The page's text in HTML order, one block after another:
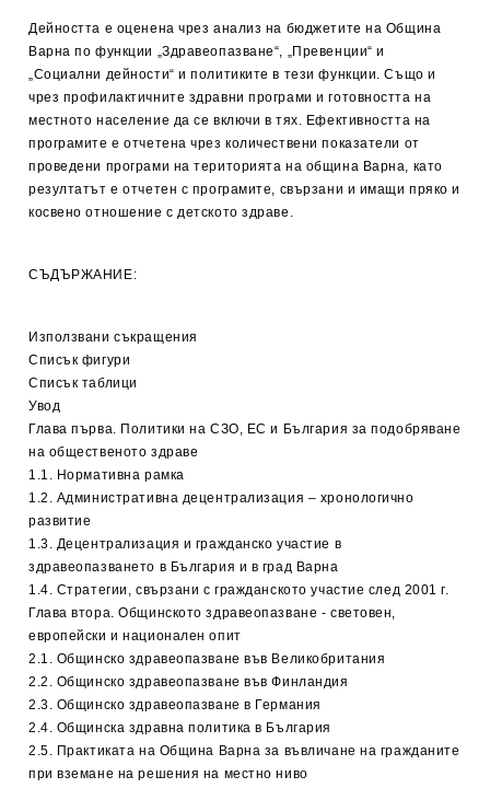
Дейността е оценена чрез анализ на бюджетите на Община
Варна по функции „Здравеопазване“, „Превенции“ и
„Социални дейности“ и политиките в тези функции. Също и
чрез профилактичните здравни програми и готовността на
местното население да се включи в тях. Ефективността на
програмите е отчетена чрез количествени показатели от
проведени програми на територията на община Варна, като
резултатът е отчетен с програмите, свързани и имащи пряко и
косвено отношение с детското здраве.
СЪДЪРЖАНИЕ:
Използвани съкращения
Списък фигури
Списък таблици
Увод
Глава първа. Политики на СЗО, ЕС и България за подобряване
на общественото здраве
1.1. Нормативна рамка
1.2. Административна децентрализация – хронологично
развитие
1.3. Децентрализация и гражданско участие в
здравеопазването в България и в град Варна
1.4. Стратегии, свързани с гражданското участие след 2001 г.
Глава втора. Общинското здравеопазване - световен,
европейски и национален опит
2.1. Общинско здравеопазване във Великобритания
2.2. Общинско здравеопазване във Финландия
2.3. Общинско здравеопазване в Германия
2.4. Общинска здравна политика в България
2.5. Практиката на Община Варна за въвличане на гражданите
при вземане на решения на местно ниво